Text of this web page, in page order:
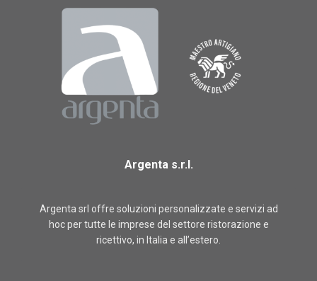
Argenta s.r.l.
Argenta srl offre soluzioni personalizzate e servizi ad
hoc per tutte le imprese del settore ristorazione e
ricettivo, in Italia e all’estero.